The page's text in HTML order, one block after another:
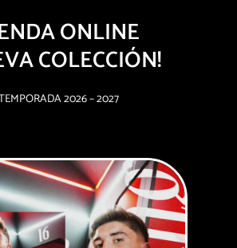
ONLINE
COLECCIÓN!
2026 – 2027